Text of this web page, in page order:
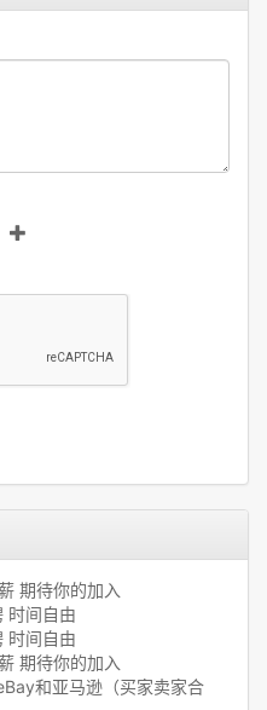
期待你的加入
时间自由
时间自由
期待你的加入
和亚马逊（买家卖家合